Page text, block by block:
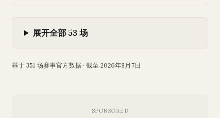
展开全部 53 场
基于 351 场赛事官方数据 · 截至 2026年8月7日